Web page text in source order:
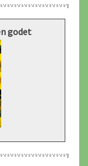
godet